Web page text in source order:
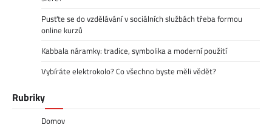
Pusťte se do vzdělávání v sociálních službách třeba formou
online kurzů
Kabbala náramky: tradice, symbolika a moderní použití
Vybíráte elektrokolo? Co všechno byste měli vědět?
Rubriky
Domov